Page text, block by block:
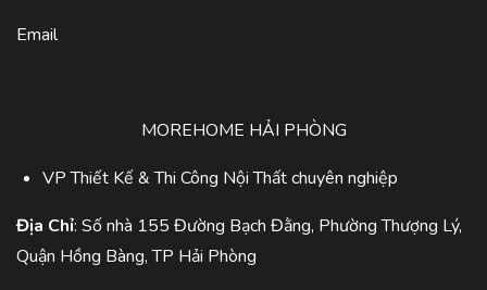
Email
MOREHOME HẢI PHÒNG
VP Thiết Kế & Thi Công Nội Thất chuyên nghiệp
Địa Chỉ: Số nhà 155 Đường Bạch Đằng, Phường Thượng Lý,
Quận Hồng Bàng, TP Hải Phòng